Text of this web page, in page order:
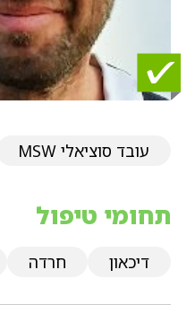
עובד סוציאלי MSW
תחומי טיפול
דיכאון חרדה